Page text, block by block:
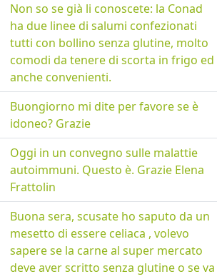
Non so se già li conoscete: la Conad
ha due linee di salumi confezionati
tutti con bollino senza glutine, molto
comodi da tenere di scorta in frigo ed
anche convenienti.
Buongiorno mi dite per favore se è
idoneo? Grazie
Oggi in un convegno sulle malattie
autoimmuni. Questo è. Grazie Elena
Frattolin
Buona sera, scusate ho saputo da un
mesetto di essere celiaca , volevo
sapere se la carne al super mercato
deve aver scritto senza glutine o se va